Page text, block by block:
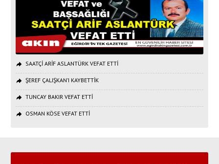
SAATÇİ ARİF ASLANTÜRK VEFAT ETTİ
ŞEREF ÇALIŞKAN’I KAYBETTİK
TUNCAY BAKIR VEFAT ETTİ
OSMAN KÖSE VEFAT ETTİ